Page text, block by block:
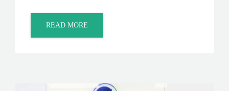
READ MORE